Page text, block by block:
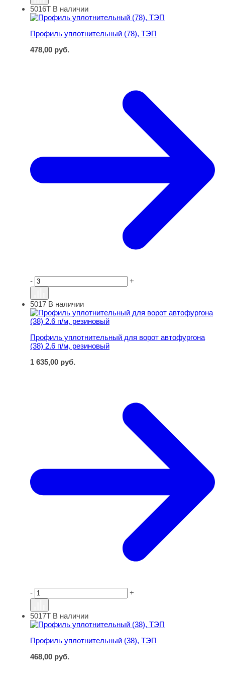
Профиль уплотнительный (78), ТЭП
5016Т В наличии
Профиль уплотнительный (78), ТЭП
478,00 руб.
- +
Профиль уплотнительный для ворот автофургона (38)
5017 В наличии
Профиль уплотнительный для ворот автофургона
(38) 2.6 п/м, резиновый
1 635,00 руб.
- +
Профиль уплотнительный (38), ТЭП
5017Т В наличии
Профиль уплотнительный (38), ТЭП
468,00 руб.